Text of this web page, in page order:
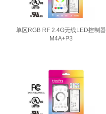
单区RGB RF 2.4G无线LED控制器
M4A+P3